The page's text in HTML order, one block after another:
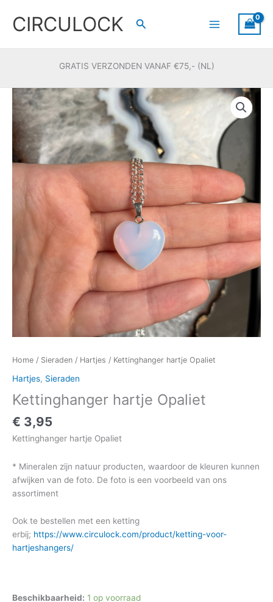
naar
inhoud
CIRCULOCK Zoeken
GRATIS VERZONDEN VANAF €75,- (NL)
Home / Sieraden / Hartjes / Kettinghanger hartje Opaliet
Hartjes, Sieraden
Kettinghanger hartje Opaliet
€ 3,95
Kettinghanger hartje Opaliet
* Mineralen zijn natuur producten, waardoor de kleuren kunnen
afwijken van de foto. De foto is een voorbeeld van ons
assortiment
Ook te bestellen met een ketting
erbij; https://www.circulock.com/product/ketting-voor-
hartjeshangers/
Beschikbaarheid: 1 op voorraad
Kettinghanger
hartje
Opaliet
aantal